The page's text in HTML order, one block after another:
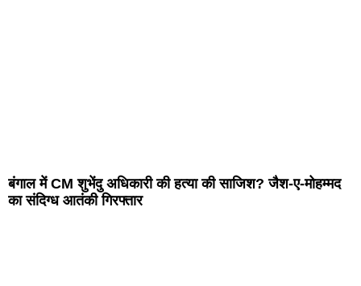
बंगाल में CM शुभेंदु अधिकारी की हत्या की साजिश? जैश-ए-मोहम्मद
का संदिग्ध आतंकी गिरफ्तार